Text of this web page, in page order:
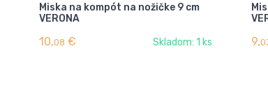
Miska na kompót na nožičke 9 cm
VERONA
10,08 € Skladom: 1 ks 9,